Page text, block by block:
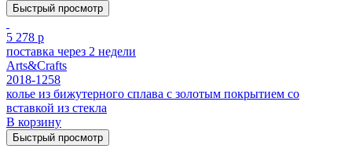
Быстрый просмотр
5 278 р
поставка через 2 недели
Arts&Crafts
2018-1258
колье из бижутерного сплава с золотым покрытием cо
вставкой из стекла
В корзину
Быстрый просмотр